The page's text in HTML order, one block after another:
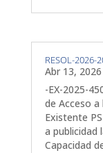
RESOL-2026-
Abr 13, 2026
-EX-2025-
de Acceso
Existente
a publicidad
Capacidad